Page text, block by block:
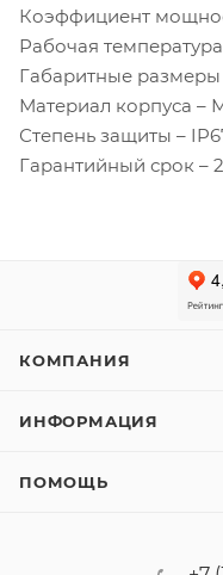
Коэффициент
Рабочая
Габаритные размеры
Материал корпуса –
Степень защиты –
Гарантийный срок –
КОМПАНИЯ
ИНФОРМАЦИЯ
ПОМОЩЬ